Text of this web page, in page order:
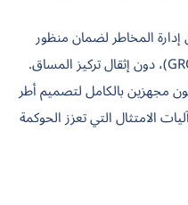
المخاطر لضمان منظور
شامل للحوكمة والمخاطر والامتثال (GRC)، دون إثقال تركيز المساق.
مجهزين بالكامل لتصميم أطر
الامتثال التي تعزز الحوكمة